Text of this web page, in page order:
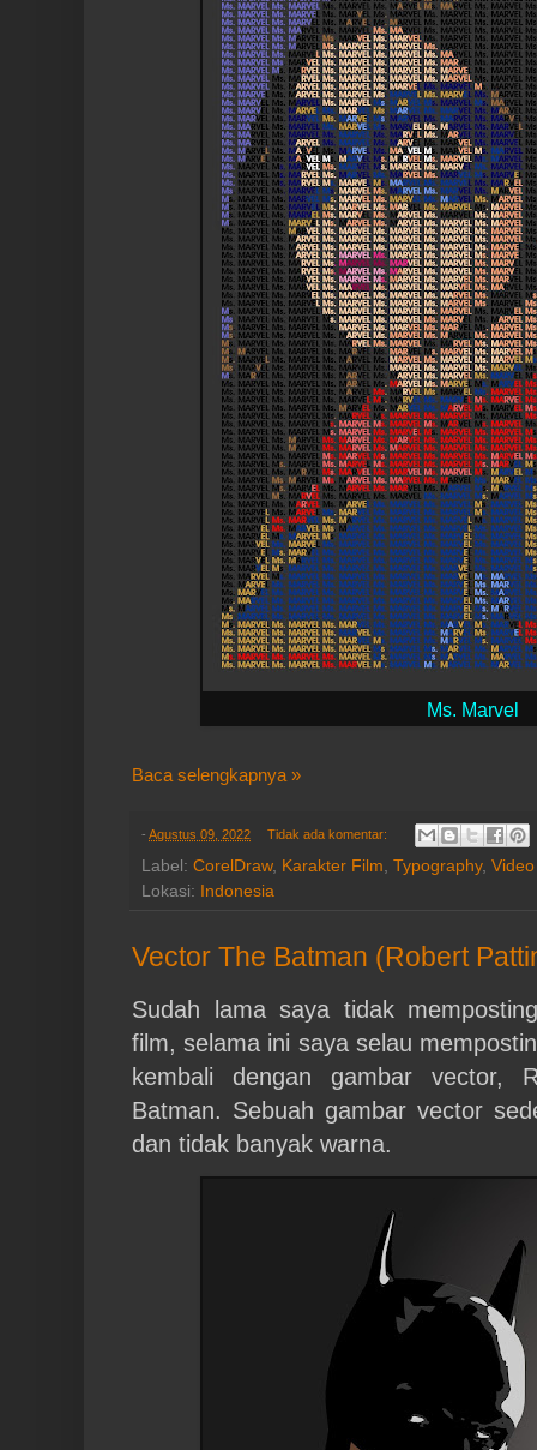
Ms. Marvel
Baca selengkapnya »
- Agustus 09, 2022 Tidak ada komentar:
Label: CorelDraw, Karakter Film Typography, Video
Lokasi:
Indonesia
Vector The Batman (Robert
Sudah lama saya tidak
film, selama ini saya selau
kembali dengan gambar vector,
Batman. Sebuah gambar vector
dan tidak banyak warna.